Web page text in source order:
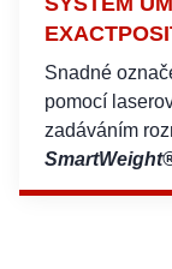
Snadné
pomocí
zadáváním